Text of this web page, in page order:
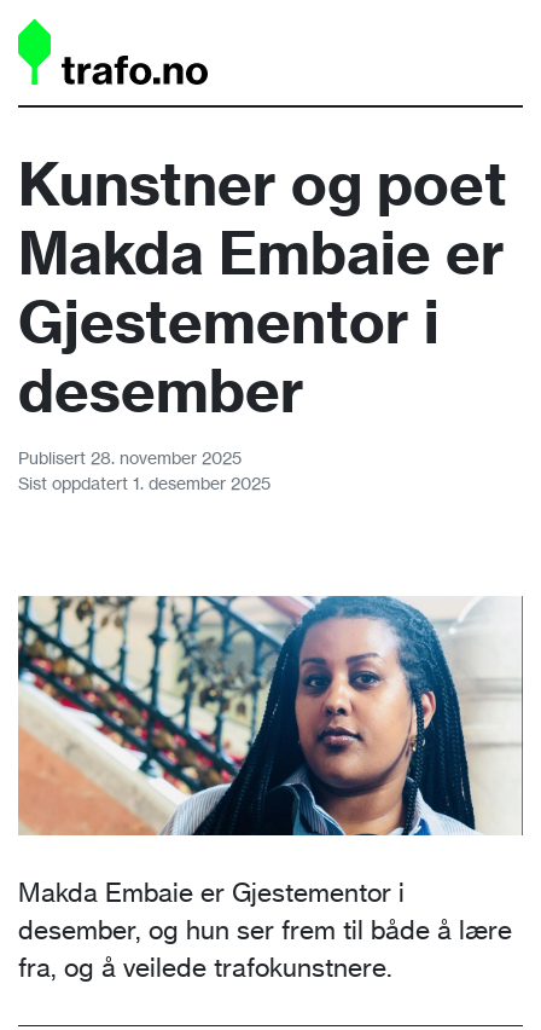
Kunstner og poet
Makda Embaie er
Gjestementor i
desember
Publisert 28. november 2025
Sist oppdatert 1. desember 2025
Makda Embaie er Gjestementor i
desember, og hun ser frem til både å lære
fra, og å veilede trafokunstnere.